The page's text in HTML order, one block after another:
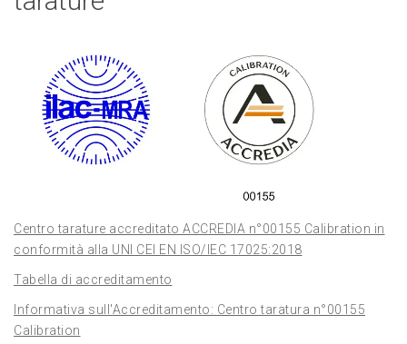
Centro tarature accreditato ACCREDIA n°00155 Calibration in
conformità alla UNI CEI EN ISO/IEC 17025:2018
Tabella di accreditamento
Informativa sull'Accreditamento: Centro taratura n°00155
Calibration